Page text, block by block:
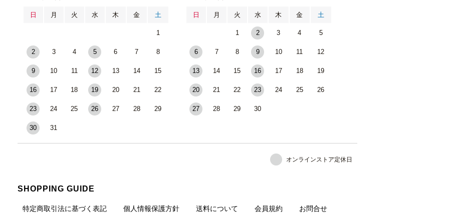
日 月 火 水 木 金 土
1
2 3 4 5 6 7 8
9 10 11 12 13 14 15
16 17 18 19 20 21 22
23 24 25 26 27 28 29
30 31
日 月 火 水 木 金 土
1 2 3 4 5
6 7 8 9 10 11 12
13 14 15 16 17 18 19
20 21 22 23 24 25 26
27 28 29 30
オンラインストア定休日
SHOPPING GUIDE
特定商取引法に基づく表記 個人情報保護方針 送料について 会員規約 お問合せ